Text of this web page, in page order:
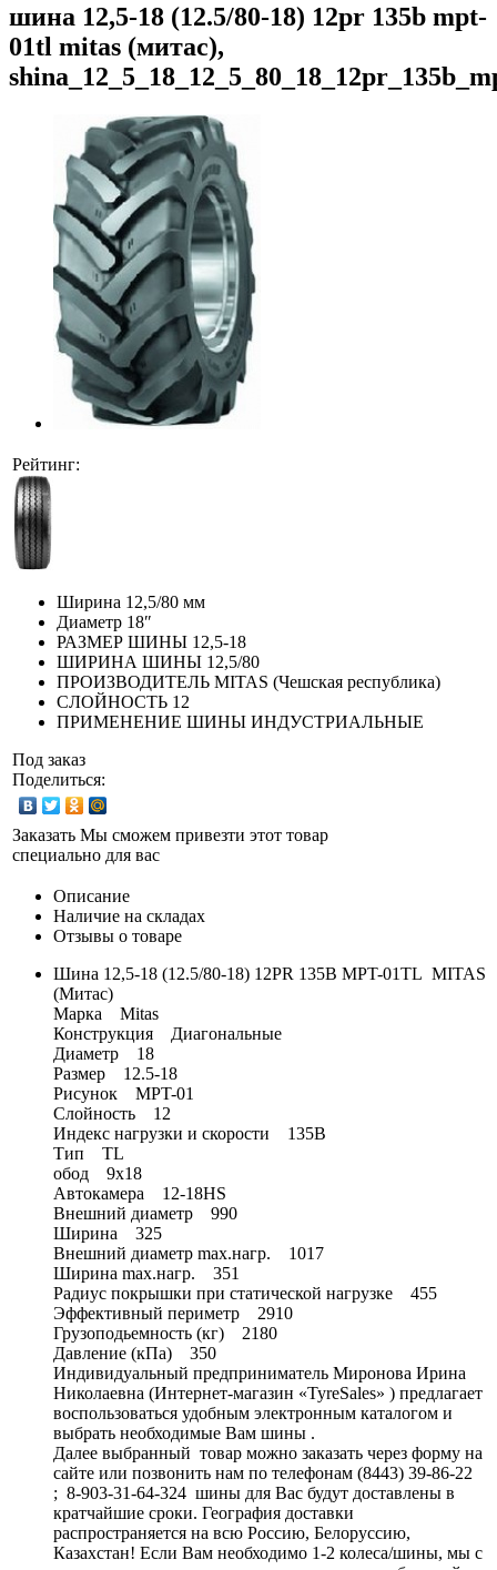
шина 12,5-18 (12.5/80-18) 12pr 135b mpt-
01tl mitas (митас),
Рейтинг:
Ширина 12,5/80 мм
Диаметр 18″
РАЗМЕР ШИНЫ 12,5-18
ШИРИНА ШИНЫ 12,5/80
ПРОИЗВОДИТЕЛЬ MITAS (Чешская республика)
СЛОЙНОСТЬ 12
ПРИМЕНЕНИЕ ШИНЫ ИНДУСТРИАЛЬНЫЕ
Под заказ
Поделиться:
Заказать Мы сможем привезти этот товар
специально для вас
Описание
Наличие на складах
Отзывы о товаре
Шина 12,5-18 (12.5/80-18) 12PR 135B MPT-01TL MITAS
(Митас)
Марка Mitas
Конструкция Диагональные
Диаметр 18
Размер 12.5-18
Рисунок MPT-01
Слойность 12
Индекс нагрузки и скорости 135B
Тип TL
обод 9x18
Автокамера 12-18HS
Внешний диаметр 990
Ширина 325
Внешний диаметр max.нагр. 1017
Ширина max.нагр. 351
Радиус покрышки при статической нагрузке 455
Эффективный периметр 2910
Грузоподьемность (кг) 2180
Давление (кПа) 350
Индивидуальный предприниматель Миронова Ирина
Николаевна (Интернет-магазин «TyreSales» ) предлагает
воспользоваться удобным электронным каталогом и
выбрать необходимые Вам шины .
Далее выбранный товар можно заказать через форму на
сайте или позвонить нам по телефонам (8443) 39-86-22
; 8-903-31-64-324 шины для Вас будут доставлены в
кратчайшие сроки. География доставки
распространяется на всю Россию, Белоруссию,
Казахстан! Если Вам необходимо 1-2 колеса/шины, мы с